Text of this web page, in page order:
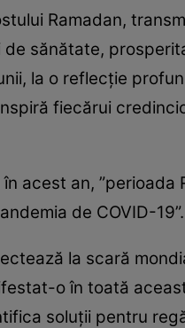
Ramadan,
sănătate,
la o reflecţie
fiecărui
acest an,
de COVID-19”.
la scară
o în toată
soluţii pentru